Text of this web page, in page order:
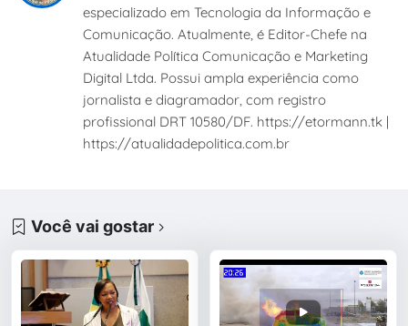
especializado em Tecnologia da Informação e
Comunicação. Atualmente, é Editor-Chefe na
Atualidade Política Comunicação e Marketing
Digital Ltda. Possui ampla experiência como
jornalista e diagramador, com registro
profissional DRT 10580/DF. https://etormann.tk |
https://atualidadepolitica.com.br
Você vai gostar